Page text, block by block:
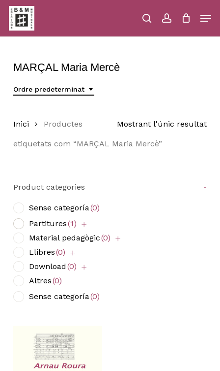
Skip
main
content
searchaccount
Close
MARÇAL Maria Mercè
Ordre predeterminat
Mostrant l'únic resultat
Inici Productes
etiquetats com “MARÇAL Maria Mercè”
Product categories -
Sense categoría(0)
Partitures(1)
Material pedagògic(0)
Llibres(0)
Download (0)
Altres(0)
Sense categoría(0)
Menu